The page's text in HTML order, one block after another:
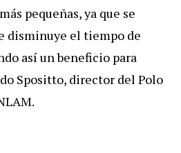
pequeñas, ya que se
disminuye el tiempo de
así un beneficio para
Spositto, director del Polo